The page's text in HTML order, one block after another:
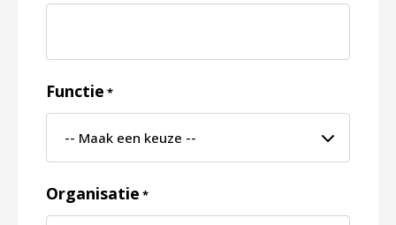
Functie *
Organisatie *